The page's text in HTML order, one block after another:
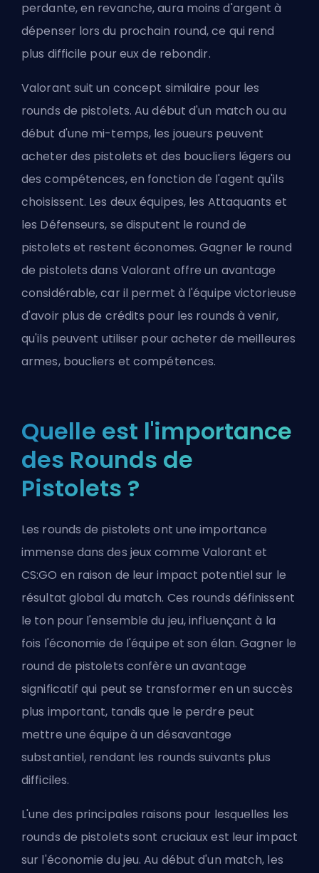
perdante, en revanche, aura moins d'argent à
dépenser lors du prochain round, ce qui rend
plus difficile pour eux de rebondir.
Valorant suit un concept similaire pour les
rounds de pistolets. Au début d'un match ou au
début d'une mi-temps, les joueurs peuvent
acheter des pistolets et des boucliers légers ou
des compétences, en fonction de l'agent qu'ils
choisissent. Les deux équipes, les Attaquants et
les Défenseurs, se disputent le round de
pistolets et restentéconomes. Gagner le round
de pistolets dans Valorant offre un avantage
considérable, car il permet à l'équipe victorieuse
d'avoir plus de crédits pour les rounds à venir,
qu'ils peuvent utiliser pour acheter de meilleures
armes, boucliers et compétences.
Quelle est l'importance
des Rounds de
Pistolets ?
Les rounds de pistolets ont une importance
immense dans des jeux comme Valorant et
CS:GO en raison de leur impact potentiel sur le
résultat global du match. Ces rounds définissent
le ton pour l'ensemble du jeu, influençant à la
fois l'économie de l'équipe et son élan. Gagner le
round de pistolets confère un avantage
significatif qui peut se transformer en un succès
plus important, tandis que le perdre peut
mettre une équipe à un désavantage
substantiel, rendant les rounds suivants plus
difficiles.
L'une des principales raisons pour lesquelles les
rounds de pistolets sont cruciaux est leur impact
sur l'économie du jeu. Au début d'un match, les